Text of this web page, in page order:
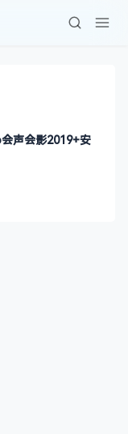
声会影2019+安